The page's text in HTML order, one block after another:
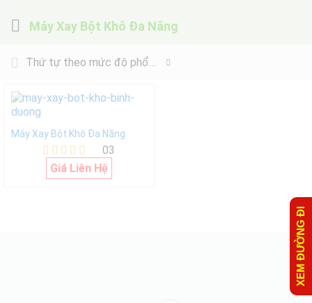
Máy Xay Bột Khô Đa Năng
Thứ tự theo mức độ phổ biến
Máy Xay Bột Khô Đa Năng
Được xếp
hạng
03
Giá Liên Hệ
XEM ĐƯỜNG ĐI